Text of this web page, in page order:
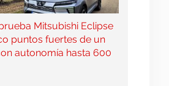
Mitsubishi Eclipse
puntos fuertes de un
autonomía hasta 600